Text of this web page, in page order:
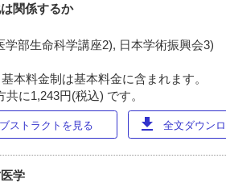
関係するか
部生命科学講座2), 日本学術振興会3)
本料金制は基本料金に含まれます。
に1,243円(税込) です。
ストラクトを見る download 全文ダウン
学